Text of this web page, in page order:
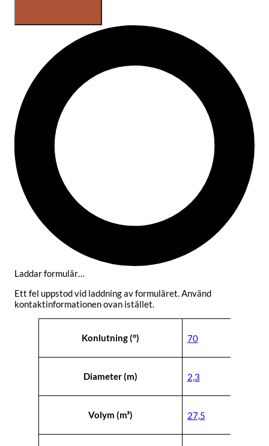
Laddar formulär…
Ett fel uppstod vid laddning av formuläret. Använd
kontaktinformationen ovan istället.
Konlutning (°)
70
Diameter (m) 2,3
Volym (m³) 27,5